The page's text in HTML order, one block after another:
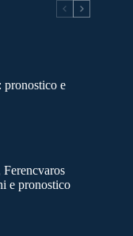
pronostico e
e pronostico